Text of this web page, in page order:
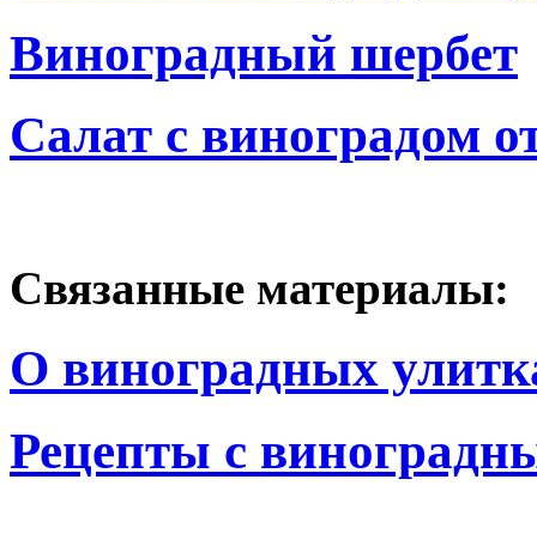
Виноградный шербет
Салат с виноградом
Связанные материалы:
О виноградных
Рецепты с